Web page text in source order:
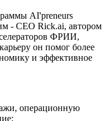
AI'preneurs
- CEO Rick.ai, автором
ФРИИ,
он помог более
и эффективное
операционную